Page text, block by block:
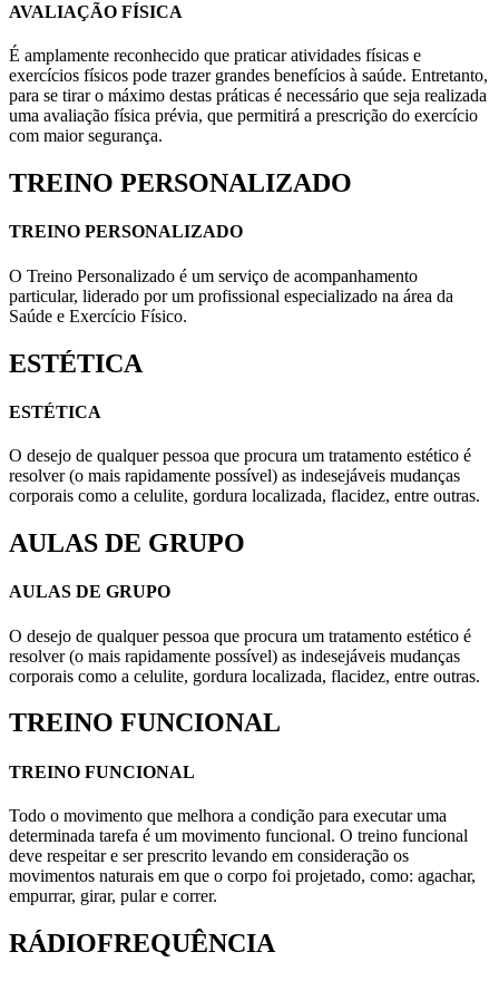
AVALIAÇÃO FÍSICA
É amplamente reconhecido que praticar atividades físicas e
exercícios físicos pode trazer grandes benefícios à saúde. Entretanto,
para se tirar o máximo destas práticas é necessário que seja realizada
uma avaliação física prévia, que permitirá a prescrição do exercício
com maior segurança.
TREINO PERSONALIZADO
TREINO PERSONALIZADO
O Treino Personalizado é um serviço de acompanhamento
particular, liderado por um profissional especializado na área da
Saúde e Exercício Físico.
ESTÉTICA
ESTÉTICA
O desejo de qualquer pessoa que procura um tratamento estético é
resolver (o mais rapidamente possível) as indesejáveis mudanças
corporais como a celulite, gordura localizada, flacidez, entre outras.
AULAS DE GRUPO
AULAS DE GRUPO
O desejo de qualquer pessoa que procura um tratamento estético é
resolver (o mais rapidamente possível) as indesejáveis mudanças
corporais como a celulite, gordura localizada, flacidez, entre outras.
TREINO FUNCIONAL
TREINO FUNCIONAL
Todo o movimento que melhora a condição para executar uma
determinada tarefa é um movimento funcional. O treino funcional
deve respeitar e ser prescrito levando em consideração os
movimentos naturais em que o corpo foi projetado, como: agachar,
empurrar, girar, pular e correr.
RÁDIOFREQUÊNCIA